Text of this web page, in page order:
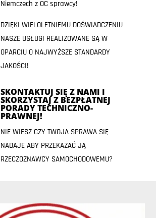
Niemczech z OC sprawcy!
DZIĘKI WIELOLETNIEMU DOŚWIADCZENIU
NASZE USŁUGI REALIZOWANE SĄ W
OPARCIU O NAJWYŻSZE STANDARDY
JAKOŚCI!
SKONTAKTUJ SIĘ Z NAMI I
SKORZYSTAJ Z BEZPŁATNEJ
PORADY TECHNICZNO-
PRAWNEJ!
NIE WIESZ CZY TWOJA SPRAWA SIĘ
NADAJE ABY PRZEKAZAĆ JĄ
RZECZOZNAWCY SAMOCHODOWEMU?